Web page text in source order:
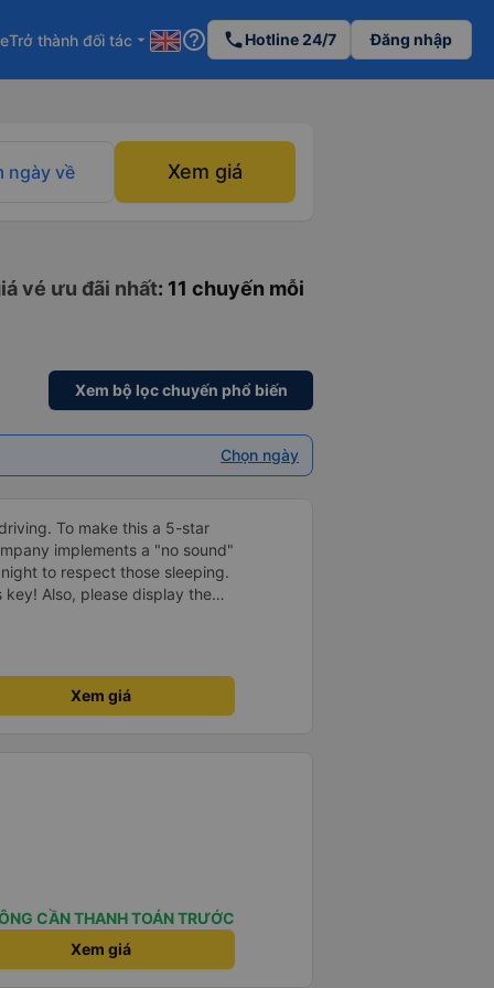
Trở thành đối tác arrow_drop_down help_outline phoneHotline 24/7 Đăng nhập
ngày về Xem giá
vé ưu đãi nhất: 11 chuyến mỗi
Xem bộ lọc chuyến phổ biến
Chọn ngày
To make this a 5-star
implements a "no sound"
to respect those sleeping.
Also, please display the
định rõ ràng về việc giữ im
ban đêm để tránh làm
Xem giá
CẦN THANH TOÁN TRƯỚC
Xem giá